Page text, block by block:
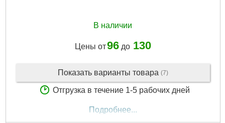
В наличии
Цены от96до 130
Показать варианты товара (7)
Отгрузка в течение 1-5 рабочих дней
Подробнее...